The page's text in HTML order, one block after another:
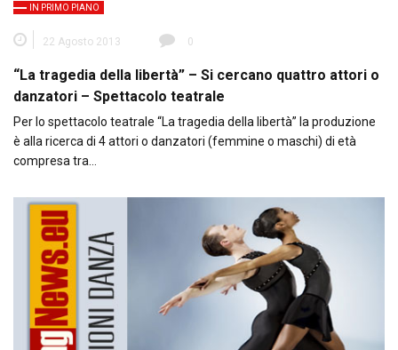
IN PRIMO PIANO
22 Agosto 2013 0
“La tragedia della libertà” – Si cercano quattro attori o
danzatori – Spettacolo teatrale
Per lo spettacolo teatrale “La tragedia della libertà” la produzione
è alla ricerca di 4 attori o danzatori (femmine o maschi) di età
compresa tra…